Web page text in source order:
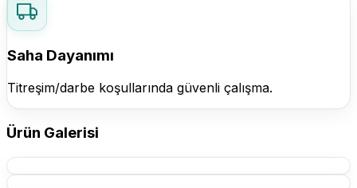
Saha Dayanımı
Titreşim/darbe koşullarında güvenli çalışma.
Ürün Galerisi